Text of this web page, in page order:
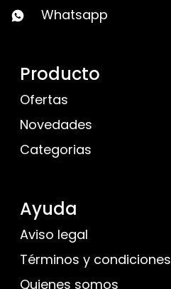
Whatsapp
Producto
Ofertas
Novedades
Categorias
Ayuda
Aviso legal
Términos y condiciones
Quienes somos